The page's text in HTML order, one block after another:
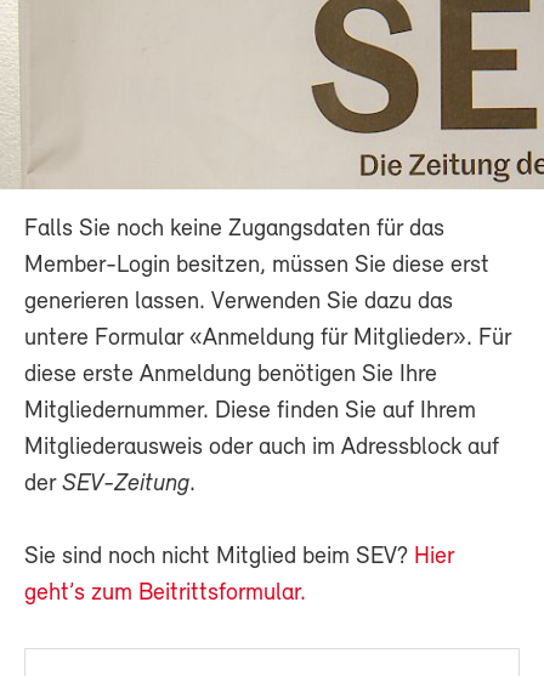
Falls Sie noch keine Zugangsdaten für das
Member-Login besitzen, müssen Sie diese erst
generieren lassen. Verwenden Sie dazu das
untere Formular «Anmeldung für Mitglieder». Für
diese erste Anmeldung benötigen Sie Ihre
Mitgliedernummer. Diese finden Sie auf Ihrem
Mitgliederausweis oder auch im Adressblock auf
der SEV-Zeitung.
Sie sind noch nicht Mitglied beim SEV? Hier
geht’s zum Beitrittsformular.